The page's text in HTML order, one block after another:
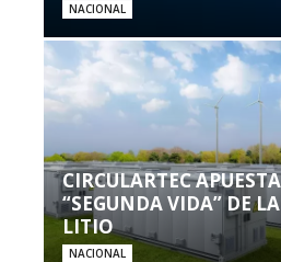
NACIONAL
CIRCULARTEC
“SEGUNDA VIDA” DE
LITIO
NACIONAL